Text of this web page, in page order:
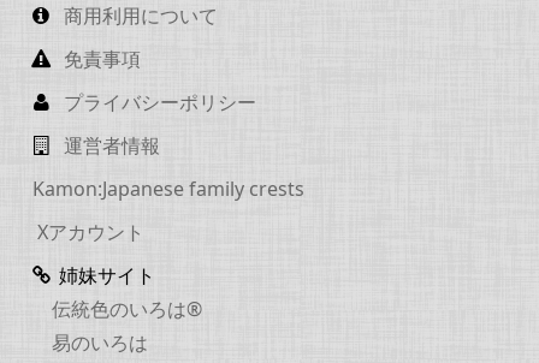
商用利用について
免責事項
プライバシーポリシー
運営者情報
Kamon:Japanese family crests
Xアカウント
姉妹サイト
伝統色のいろは®
易のいろは